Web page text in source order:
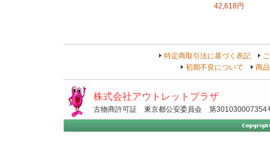
42,618円
特定商取引法に基づく表記
初期不良について
商
株式会社アウトレットプラザ
古物商許可証 東京都公安委員会 第301030007354